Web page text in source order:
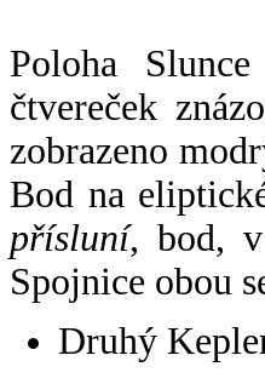
Poloha
čtvereček
zobrazeno
Bod na
přísluní, bod,
Spojnice obou
Druhý